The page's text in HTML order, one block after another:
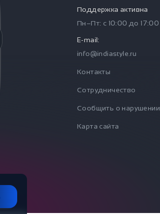
Поддержка активна
Пн–Пт: с 10:00 до 17:00
E-mail:
info@indiastyle.ru
Контакты
Сотрудничество
Сообщить о нарушении
Карта сайта